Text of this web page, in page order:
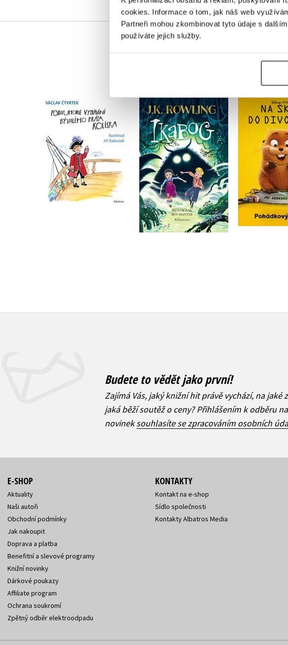
cookies. Informace o tom, jak náš web
Partneři mohou zkombinovat tyto údaje s
používáte jejich služby.
Podivuhodné vyprávění
bývalého piráta
Kolíska
Václav Čtvrtek
Do košíku
Ikabog s ilustracemi
Bena Mantla
J.K. Rowling
Do košíku
449 Kč
359 Kč
Na skok
Do
215 Kč
Budete to vědět jako první!
Zajímá Vás, jaký knižní hit právě vychází, na jaké
jaká běží soutěž o ceny? Přihlášením k odběru
novineksouhlasíte se zpracováním osobních
E-SHOP
Aktuality
Naši autoři
Obchodní podmínky
Jak nakoupit
Doprava a platba
Benefitní a slevové programy
Knižní novinky
Dárkové poukazy
Affiliate program
Ochrana soukromí
Zpětný odběr elektroodpadu
KONTAKTY
Kontakt na e-shop
Sídlo společnosti
Kontakty Albatros Media